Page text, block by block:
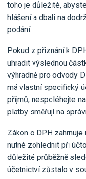
toho je důležité,
hlášení a dbali na
podání.
Pokud z přiznání k
uhradit výslednou
výhradně pro odvody
má vlastní specifický
příjmů, nespoléhejte
platby směřují na
Zákon o DPH
nutné zohlednit při
důležité průběžně
účetnictví zůstalo v